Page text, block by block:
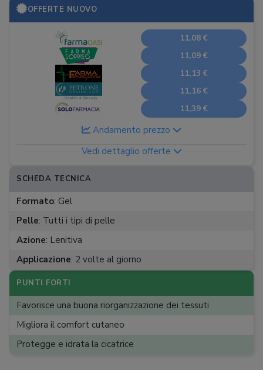
OFFERTE NUOVO
11,08 €
11,09 €
11,13 €
11,16 €
11,39 €
Andamento prezzo
Vedi dettaglio offerte
SCHEDA TECNICA
Formato: Gel
Pelle: Tutti i tipi di pelle
Azione: Lenitiva
Applicazione: 2 volte al giorno
PUNTI FORTI
Favorisce una buona riorganizzazione dei tessuti
Migliora il comfort cutaneo
Protegge e idrata la cicatrice